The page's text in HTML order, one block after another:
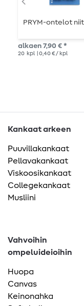
PRYM-ontelot
alkaen 7,90 € *
20 kpl | 0,40 € / kpl
Kankaat arkeen
Puuvillakankaat
Pellavakankaat
Viskoosikankaat
Collegekankaat
Musliini
Vahvoihin
ompeluideioihin
Huopa
Canvas
Keinonahka